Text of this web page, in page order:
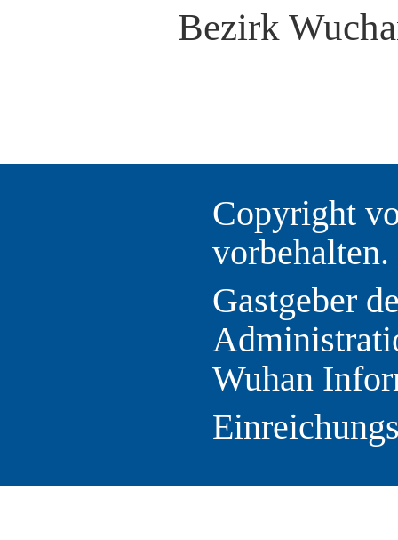
Bezirk
Copyright
vorbehalten.
Gastgeber
Wuhan